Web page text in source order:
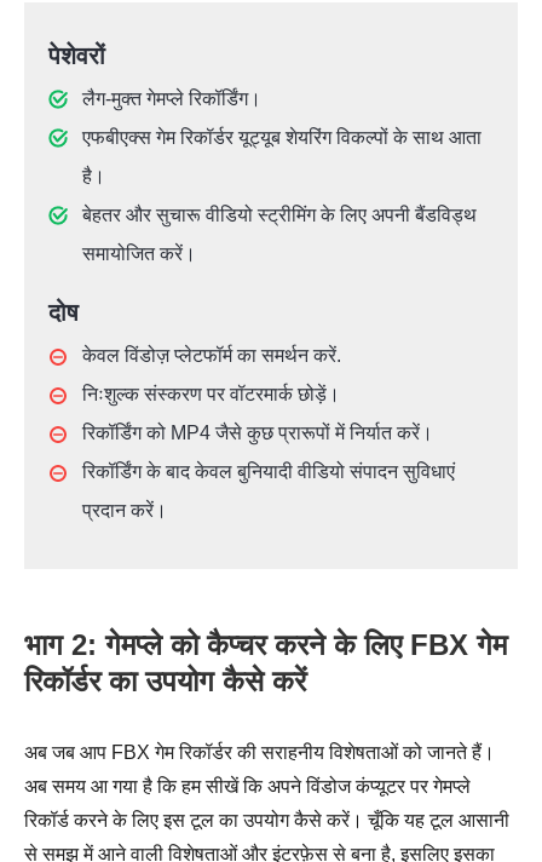
पेशेवरों
लैग-मुक्त गेमप्ले रिकॉर्डिंग।
एफबीएक्स गेम रिकॉर्डर यूट्यूब शेयरिंग विकल्पों के साथ आता
है।
बेहतर और सुचारू वीडियो स्ट्रीमिंग के लिए अपनी बैंडविड्थ
समायोजित करें।
दोष
केवल विंडोज़ प्लेटफॉर्म का समर्थन करें.
निःशुल्क संस्करण पर वॉटरमार्क छोड़ें।
रिकॉर्डिंग को MP4 जैसे कुछ प्रारूपों में निर्यात करें।
रिकॉर्डिंग के बाद केवल बुनियादी वीडियो संपादन सुविधाएं
प्रदान करें।
भाग 2: गेमप्ले को कैप्चर करने के लिए FBX गेम
रिकॉर्डर का उपयोग कैसे करें
अब जब आप FBX गेम रिकॉर्डर की सराहनीय विशेषताओं को जानते हैं।
अब समय आ गया है कि हम सीखें कि अपने विंडोज कंप्यूटर पर गेमप्ले
रिकॉर्ड करने के लिए इस टूल का उपयोग कैसे करें। चूँकि यह टूल आसानी
से समझ में आने वाली विशेषताओं और इंटरफ़ेस से बना है, इसलिए इसका